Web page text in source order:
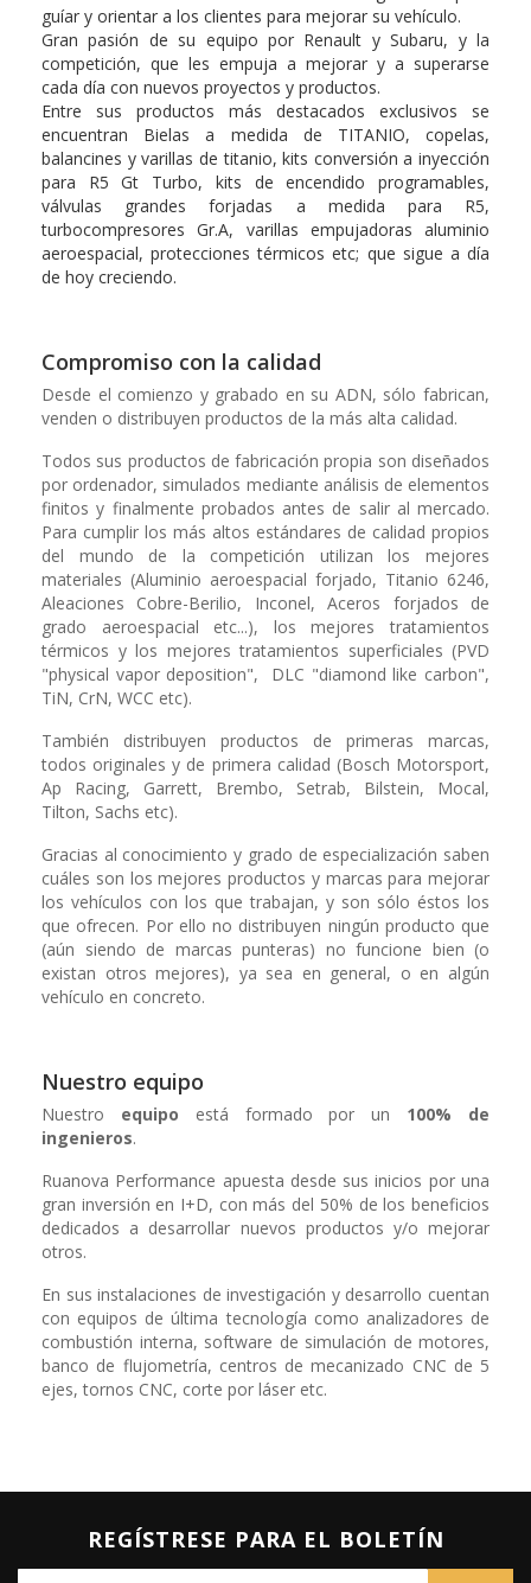
guíar y orientar a los clientes para mejorar su vehículo.
Gran pasión de su equipo por Renault y Subaru, y la
competición, que les empuja a mejorar y a superarse
cada día con nuevos proyectos y productos.
Entre sus productos más destacados exclusivos se
encuentran Bielas a medida de TITANIO, copelas,
balancines y varillas de titanio, kits conversión a inyección
para R5 Gt Turbo, kits de encendido programables,
válvulas grandes forjadas a medida para R5,
turbocompresores Gr.A, varillas empujadoras aluminio
aeroespacial, protecciones térmicos etc; que sigue a día
de hoy creciendo.
Compromiso con la calidad
Desde el comienzo y grabado en su ADN, sólo fabrican,
venden o distribuyen productos de la más alta calidad.
Todos sus productos de fabricación propia son diseñados
por ordenador, simulados mediante análisis de elementos
finitos y finalmente probados antes de salir al mercado.
Para cumplir los más altos estándares de calidad propios
del mundo de la competición utilizan los mejores
materiales (Aluminio aeroespacial forjado, Titanio 6246,
Aleaciones Cobre-Berilio, Inconel, Aceros forjados de
grado aeroespacial etc...), los mejores tratamientos
térmicos y los mejores tratamientos superficiales (PVD
"physical vapor deposition",
DLC "diamond like carbon",
TiN, CrN, WCC etc).
También distribuyen productos de primeras marcas,
todos originales y de primera calidad (Bosch Motorsport,
Ap Racing, Garrett, Brembo, Setrab, Bilstein, Mocal,
Tilton, Sachs etc).
Gracias al conocimiento y grado de especialización saben
cuáles son los mejores productos y marcas para mejorar
los vehículos con los que trabajan, y son sólo éstos los
que ofrecen. Por ello no distribuyen ningún producto que
(aún siendo de marcas punteras) no funcione bien (o
existan otros mejores), ya sea en general, o en algún
vehículo en concreto.
Nuestro equipo
Nuestro equipo está formado por un 100% de
ingenieros.
Ruanova Performance apuesta desde sus inicios por una
gran inversión en I+D, con más del 50% de los beneficios
dedicados a desarrollar nuevos productos y/o mejorar
otros.
En sus instalaciones de investigación y desarrollo cuentan
con equipos de última tecnología como analizadores de
combustión interna, software de simulación de motores,
banco de flujometría, centros de mecanizado CNC de 5
ejes, tornos CNC, corte por láser etc.
REGÍSTRESE PARA EL BOLETÍN